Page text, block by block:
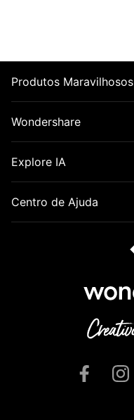
Produtos Maravilhosos
Wondershare
Explore IA
Centro de Ajuda